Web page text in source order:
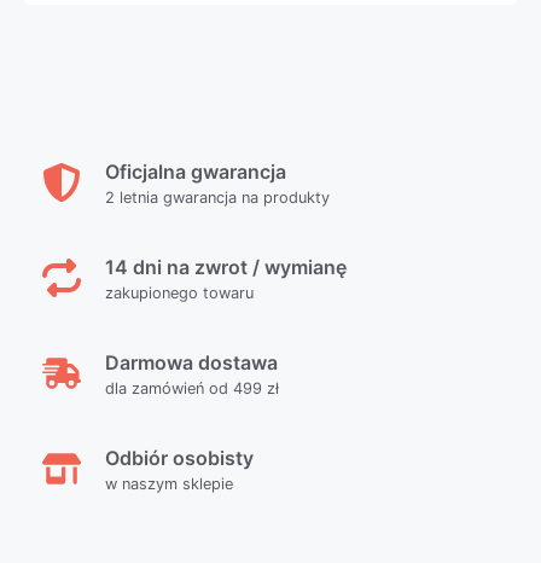
Oficjalna gwarancja
2 letnia gwarancja na produkty
14 dni na zwrot / wymianę
zakupionego towaru
Darmowa dostawa
dla zamówień od 499 zł
Odbiór osobisty
w naszym sklepie